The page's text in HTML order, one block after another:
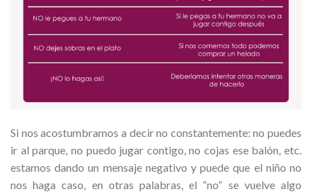
Si nos acostumbramos a decir no constantemente: no puedes
ir al parque, no puedo jugar contigo, no cojas ese balón, etc.
estamos dando un mensaje negativo y puede que el niño no
nos haga caso, en otras palabras, el “no” se vuelve algo